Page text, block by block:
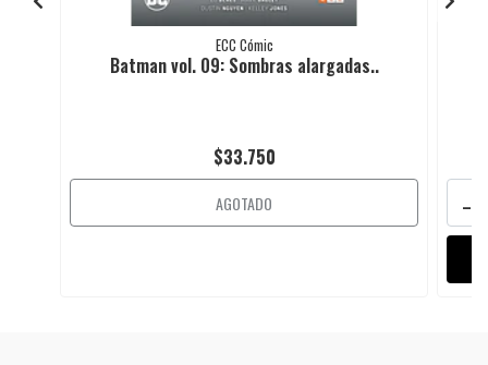
ECC Cómic
Batman vol. 09: Sombras alargadas..
$33.750
AGOTADO -